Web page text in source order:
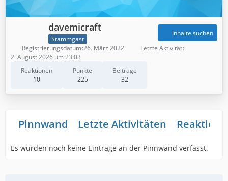
davemicraft
Stammgast
Reaktionen
10
Punkte
225
Beiträge
32
Inhalte suchen
Registrierungsdatum 26. März 2022
Letzte Aktivität
2. August 2026 um 23:03
Pinnwand Letzte Aktivitäten
Es wurden noch keine Einträge an der Pinnwand verfasst.